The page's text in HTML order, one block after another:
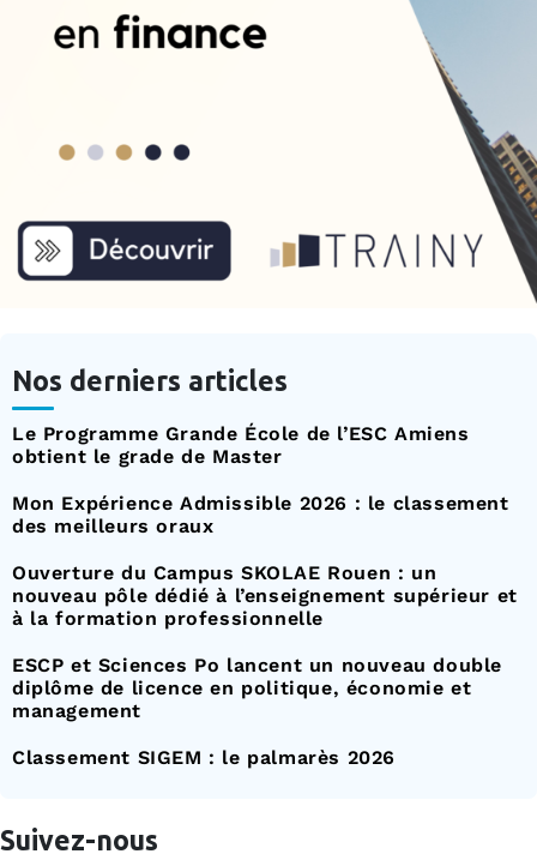
Nos derniers articles
Le Programme Grande École de l’ESC Amiens
obtient le grade de Master
Mon Expérience Admissible 2026 : le classement
des meilleurs oraux
Ouverture du Campus SKOLAE Rouen : un
nouveau pôle dédié à l’enseignement supérieur et
à la formation professionnelle
ESCP et Sciences Po lancent un nouveau double
diplôme de licence en politique, économie et
management
Classement SIGEM : le palmarès 2026
Suivez-nous